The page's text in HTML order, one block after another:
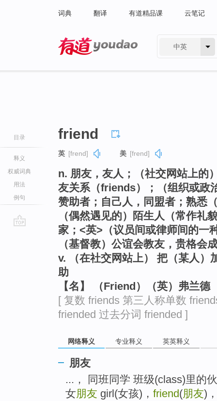
词典 翻译 有道精品课 云笔记
中英
目录
释义
权威词典
用法
例句
friend
英 [frend] 美 [frend]
n. 朋友，友人；（社交网站上
友关系（friends）；（组织或政
赞助者；自己人，同盟者；熟悉
（偶然遇见的）陌生人（常作礼
家；<英>（议员间或律师间的一
（基督教）公谊会教友，贵格会
v. （在社交网站上） 把（某人
助
【名】 （Friend）（英）弗兰德
[ 复数 friends 第三人称单数
friended 过去分词 friended ]
网络释义 专业释义 英英释义
朋友
...， 同班同学 班级(class)里的
女朋友 girl(女孩)， friend(朋友)